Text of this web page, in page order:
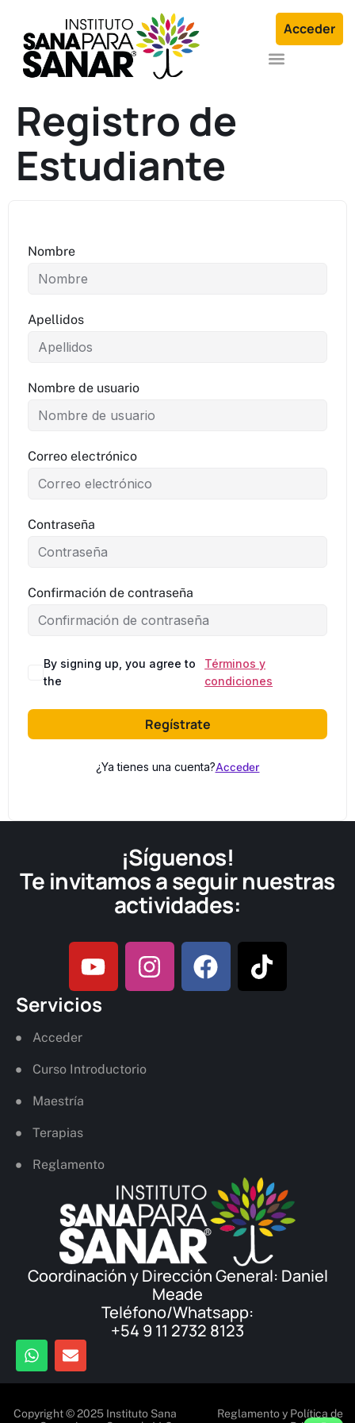
Acceder
Registro de
Estudiante
Nombre
Apellidos
Nombre de usuario
Correo electrónico
Contraseña
Confirmación de contraseña
Alternative:
By signing up, you agree to
the
Términos y
condiciones
Regístrate
¿Ya tienes una cuenta?Acceder
¡Síguenos!
Te invitamos a seguir nuestras
actividades:
Servicios
Acceder
Curso Introductorio
Maestría
Terapias
Reglamento
Coordinación y Dirección General: Daniel
Meade
Teléfono/Whatsapp:
+54 9 11 2732 8123
Copyright © 2025 Instituto Sana
Reglamento y Política de